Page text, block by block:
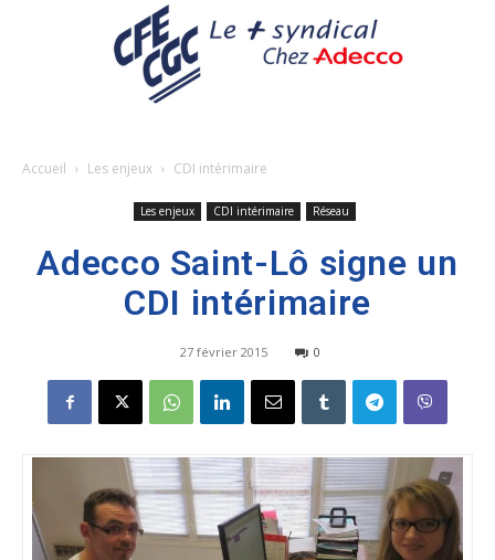
Accueil Les enjeux CDI intérimaire
Les enjeux CDI intérimaire Réseau
Adecco Saint-Lô signe un
CDI intérimaire
27 février 2015 0